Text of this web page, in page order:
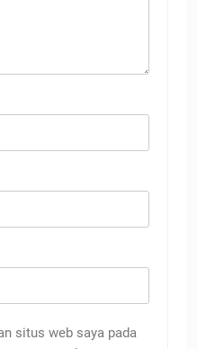
situs web saya pada